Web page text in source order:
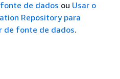
de dados ou Usar o
Repository para
de fonte de dados.